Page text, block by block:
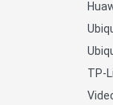
TP-